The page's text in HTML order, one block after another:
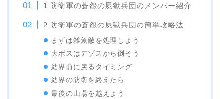
1 防衛軍の蒼怨の屍獄兵団のメンバー紹介
2 防衛軍の蒼怨の屍獄兵団の簡単攻略法
まずは雑魚敵を処理しよう
大ボスはデゾスから倒そう
結界前に戻るタイミング
結界の防衛を終えたら
最後の山場を越えよう